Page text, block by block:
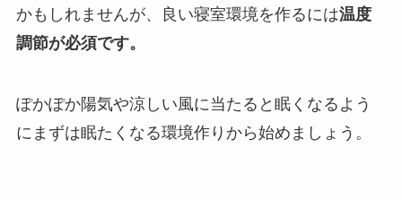
かもしれませんが、良い寝室環境を作るには温度
調節が必須です。
ぽかぽか陽気や涼しい風に当たると眠くなるよう
にまずは眠たくなる環境作りから始めましょう。